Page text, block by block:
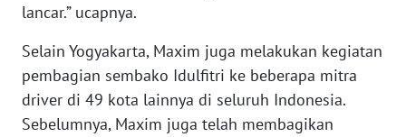
lancar.” ucapnya.
Selain Yogyakarta, Maxim juga melakukan kegiatan
pembagian sembako Idulfitri ke beberapa mitra
driver di 49 kota lainnya di seluruh Indonesia.
Sebelumnya, Maxim juga telah membagikan
WN
WN
BABEL